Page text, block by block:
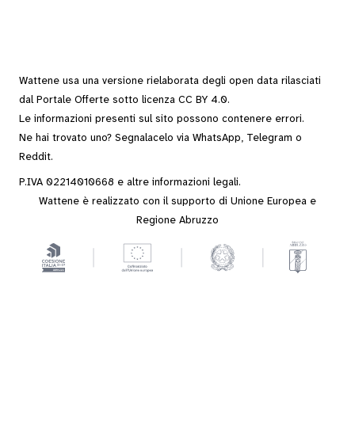
Wattene usa una versione rielaborata degli open data rilasciati
dal Portale Offerte sotto licenza CC BY 4.0.
Le informazioni presenti sul sito possono contenere errori.
Ne hai trovato uno? Segnalacelo via WhatsApp, Telegram o
Reddit.
P.IVA 02214010668 e altre informazioni legali.
Wattene è realizzato con il supporto di Unione Europea e
Regione Abruzzo